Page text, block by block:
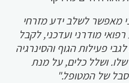
מאפשר לשלב ידע מזרחי
מודרני ועדכני, לקבל
פעילות הגוף והסינרגיה
שלו. ושלל כלים, על מנת
של המטופל."